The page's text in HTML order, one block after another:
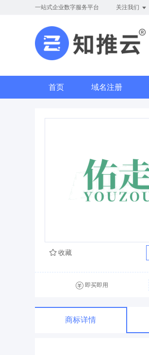
一站式企业数字服务平台 关注我们
首页 域名注册
收藏
即买即用
商标详情